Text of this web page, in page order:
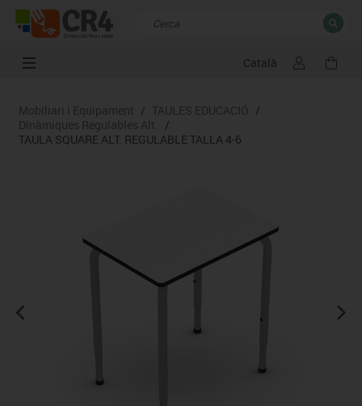
Català
Resultats de la recerca TANCAR
Mobiliari i Equipament / TAULES EDUCACIÓ /
Dinàmiques Regulables Alt.
/
TAULA SQUARE ALT. REGULABLE TALLA 4-6